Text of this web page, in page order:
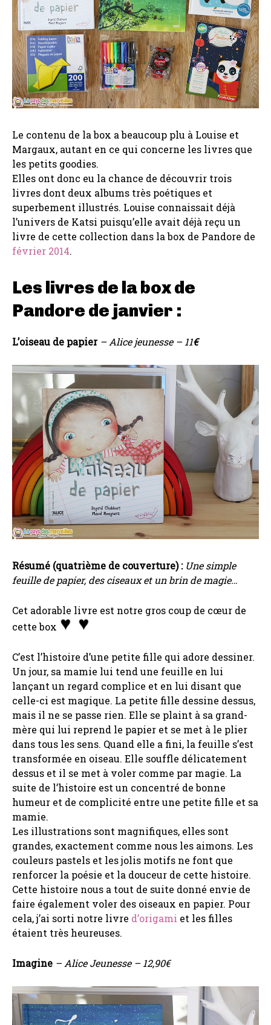
Le contenu de la box a beaucoup plu à Louise et
Margaux, autant en ce qui concerne les livres que
les petits goodies.
Elles ont donc eu la chance de découvrir trois
livres dont deux albums très poétiques et
superbement illustrés. Louise connaissait déjà
l’univers de Katsi puisqu’elle avait déjà reçu un
livre de cette collection dans la box de Pandore de
février 2014.
Les livres de la box de
Pandore de janvier :
L’oiseau de papier – Alice jeunesse – 11€
Résumé (quatrième de couverture) : Une simple
feuille de papier, des ciseaux et un brin de magie…
Cet adorable livre est notre gros coup de cœur de
cette box
C’est l’histoire d’une petite fille qui adore dessiner.
Un jour, sa mamie lui tend une feuille en lui
lançant un regard complice et en lui disant que
celle-ci est magique. La petite fille dessine dessus,
mais il ne se passe rien. Elle se plaint à sa grand-
mère qui lui reprend le papier et se met à le plier
dans tous les sens. Quand elle a fini, la feuille s’est
transformée en oiseau. Elle souffle délicatement
dessus et il se met à voler comme par magie. La
suite de l’histoire est un concentré de bonne
humeur et de complicité entre une petite fille et sa
mamie.
Les illustrations sont magnifiques, elles sont
grandes, exactement comme nous les aimons. Les
couleurs pastels et les jolis motifs ne font que
renforcer la poésie et la douceur de cette histoire.
Cette histoire nous a tout de suite donné envie de
faire également voler des oiseaux en papier. Pour
cela, j’ai sorti notre livre d’origami et les filles
étaient très heureuses.
Imagine – Alice Jeunesse – 12,90€